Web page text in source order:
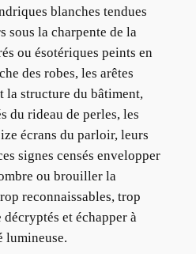
blanches tendues
sous la charpente de la
ou ésotériques peints en
des robes, les arêtes
la structure du bâtiment,
du rideau de perles, les
écrans du parloir, leurs
signes censés envelopper
ou brouiller la
reconnaissables, trop
et échapper à
lumineuse.